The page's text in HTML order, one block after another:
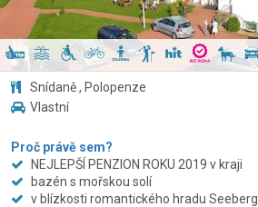
Snídaně , Polopenze
Vlastní
Proč právě sem?
NEJLEPŠÍ PENZION ROKU 2019 v kraji
bazén s mořskou solí
v blízkosti romantického hradu Seeberg